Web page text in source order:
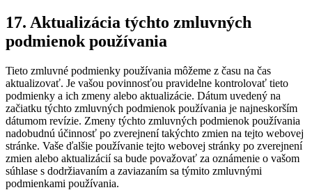
17. Aktualizácia týchto zmluvných
podmienok používania
Tieto zmluvné podmienky používania môžeme z času na čas
aktualizovať. Je vašou povinnosťou pravidelne kontrolovať tieto
podmienky a ich zmeny alebo aktualizácie. Dátum uvedený na
začiatku týchto zmluvných podmienok používania je najneskorším
dátumom revízie. Zmeny týchto zmluvných podmienok používania
nadobudnú účinnosť po zverejnení takýchto zmien na tejto webovej
stránke. Vaše ďalšie používanie tejto webovej stránky po zverejnení
zmien alebo aktualizácií sa bude považovať za oznámenie o vašom
súhlase s dodržiavaním a zaviazaním sa týmito zmluvnými
podmienkami používania.